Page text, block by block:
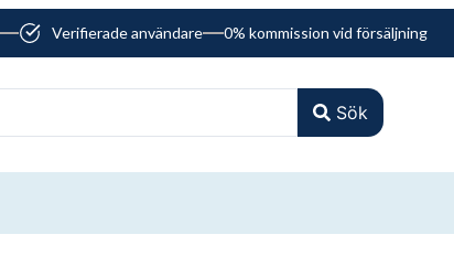
Verifierade användare 0% kommission vid försäljning
Sök